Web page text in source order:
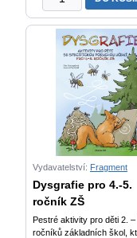
pro
dyslektiky
dyslektická
záložka
množství
Vydavatelství: Fragment
Dysgrafie pro 4.-5.
ročník ZŠ
Pestré aktivity pro děti 2. –
ročníků základních škol,